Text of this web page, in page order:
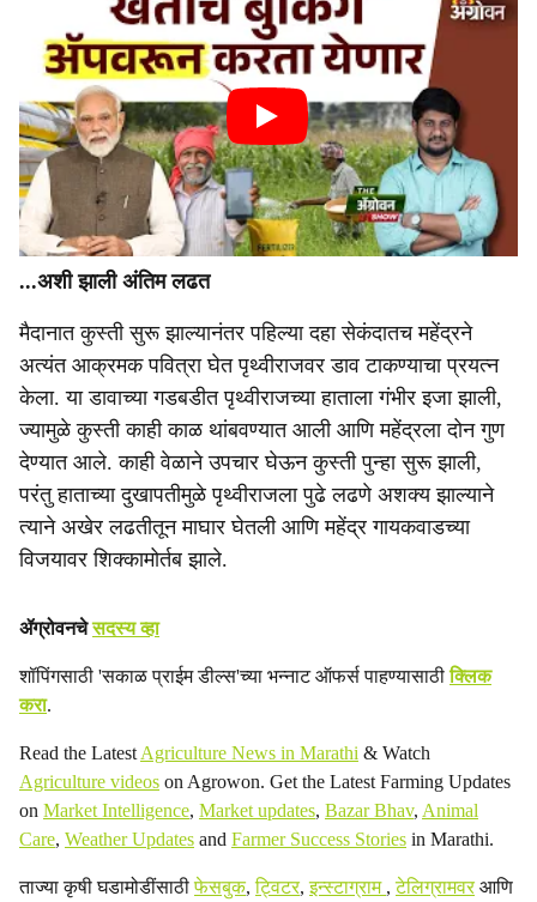
...अशी झाली अंतिम लढत
मैदानात कुस्ती सुरू झाल्यानंतर पहिल्या दहा सेकंदातच महेंद्रने
अत्यंत आक्रमक पवित्रा घेत पृथ्वीराजवर डाव टाकण्याचा प्रयत्न
केला. या डावाच्या गडबडीत पृथ्वीराजच्या हाताला गंभीर इजा झाली,
ज्यामुळे कुस्ती काही काळ थांबवण्यात आली आणि महेंद्रला दोन गुण
देण्यात आले. काही वेळाने उपचार घेऊन कुस्ती पुन्हा सुरू झाली,
परंतु हाताच्या दुखापतीमुळे पृथ्वीराजला पुढे लढणे अशक्य झाल्याने
त्याने अखेर लढतीतून माघार घेतली आणि महेंद्र गायकवाडच्या
विजयावर शिक्कामोर्तब झाले.
ॲग्रोवनचेसदस्य व्हा
शॉपिंगसाठी 'सकाळ प्राईम डील्स'च्या भन्नाट ऑफर्स पाहण्यासाठीक्लिक
करा.
Read the Latest Agriculture News in Marathi & Watch
Agriculture videos on Agrowon. Get the Latest Farming Updates
on Market Intelligence, Market updates, Bazar Bhav, Animal
Care, Weather Updates and Farmer Success Stories in Marathi.
ताज्या कृषी घडामोडींसाठीफेसबुक,ट्विटर,इन्स्टाग्राम ,टेलिग्रामवरआणि